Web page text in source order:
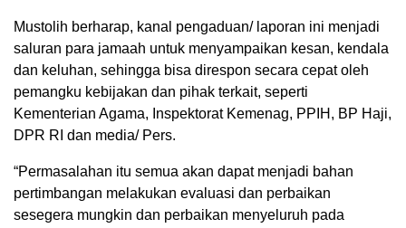
Mustolih berharap, kanal pengaduan/ laporan ini menjadi
saluran para jamaah untuk menyampaikan kesan, kendala
dan keluhan, sehingga bisa direspon secara cepat oleh
pemangku kebijakan dan pihak terkait, seperti
Kementerian Agama, Inspektorat Kemenag, PPIH, BP Haji,
DPR RI dan media/ Pers.
“Permasalahan itu semua akan dapat menjadi bahan
pertimbangan melakukan evaluasi dan perbaikan
sesegera mungkin dan perbaikan menyeluruh pada